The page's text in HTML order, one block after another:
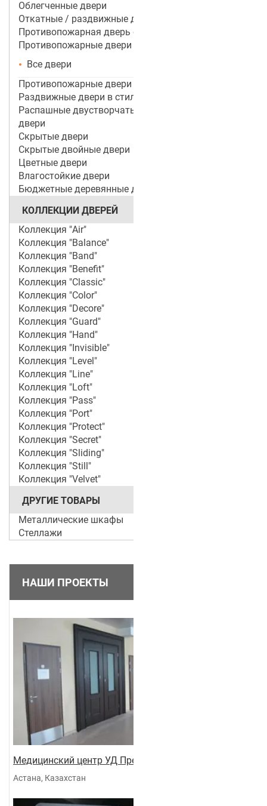
Облегченные двери
Откатные / раздвижные двери
Противопожарная дверь со стеклом
Противопожарные двери
Все двери
Противопожарные двери ei 60
Раздвижные двери в стиле лофт
Распашные двустворчатые межкомнатные
двери
Скрытые двери
Скрытые двойные двери
Цветные двери
Влагостойкие двери
Бюджетные деревянные двери
КОЛЛЕКЦИИ ДВЕРЕЙ
Коллекция "Air"
Коллекция "Balance"
Коллекция "Band"
Коллекция "Benefit"
Коллекция "Classic"
Коллекция "Color"
Коллекция "Decore"
Коллекция "Guard"
Коллекция "Hand"
Коллекция "Invisible"
Коллекция "Level"
Коллекция "Line"
Коллекция "Loft"
Коллекция "Pass"
Коллекция "Port"
Коллекция "Protect"
Коллекция "Secret"
Коллекция "Sliding"
Коллекция "Still"
Коллекция "Velvet"
ДРУГИЕ ТОВАРЫ
Металлические шкафы
Стеллажи
НАШИ ПРОЕКТЫ
Медицинский центр УД Президента
Астана, Казахстан